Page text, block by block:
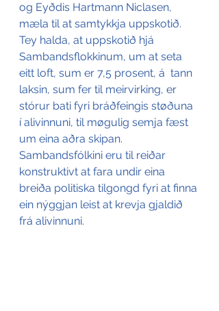
og Eyðdis Hartmann Niclasen,
mæla til at samtykkja uppskotið.
Tey halda, at uppskotið hjá
Sambandsflokkinum, um at seta
eitt loft, sum er 7,5 prosent, á  tann
laksin, sum fer til meirvirking, er
stórur bati fyri bráðfeingis støðuna
í alivinnuni, til møgulig semja fæst
um eina aðra skipan.
Sambandsfólkini eru til reiðar
konstruktivt at fara undir eina
breiða politiska tilgongd fyri at finna
ein nýggjan leist at krevja gjaldið
frá alivinnuni.